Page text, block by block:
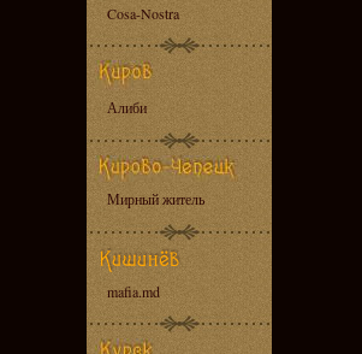
Cosa-Nostra
Алиби
Мирный житель
mafia.md